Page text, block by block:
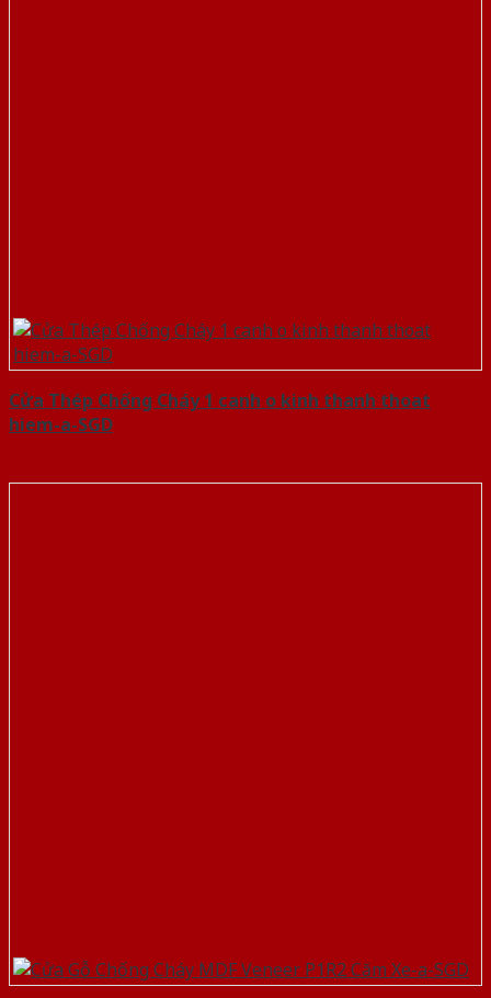
Cửa Thép Chống Cháy 1 canh o kinh thanh thoat
hiem-a-SGD